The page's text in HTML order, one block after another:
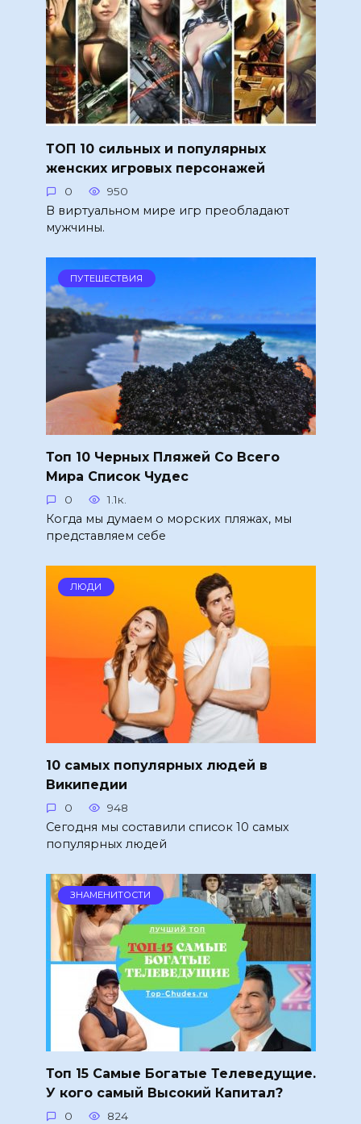
ТОП 10 сильных и популярных
женских игровых персонажей
0 950
В виртуальном мире игр преобладают
мужчины.
ПУТЕШЕСТВИЯ
Топ 10 Черных Пляжей Со Всего
Мира Список Чудес
0 1.1к.
Когда мы думаем о морских пляжах, мы
представляем себе
ЛЮДИ
10 самых популярных людей в
Википедии
0 948
Сегодня мы составили список 10 самых
популярных людей
ЗНАМЕНИТОСТИ
Топ 15 Самые Богатые Телеведущие.
У кого самый Высокий Капитал?
0 824